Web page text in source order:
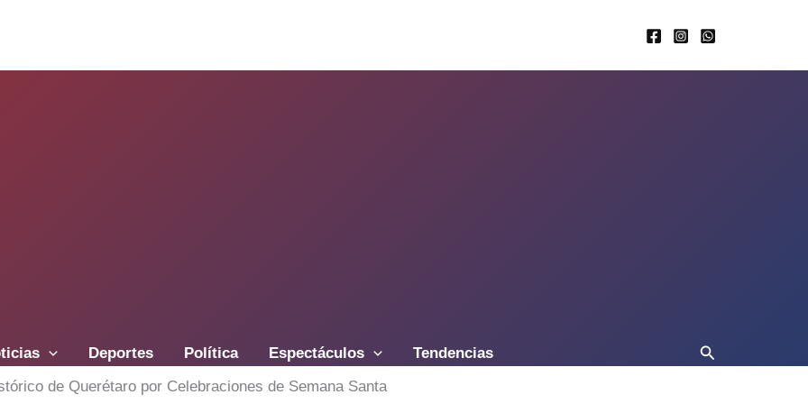
Deportes Política Espectáculos Tendencias Buscar
de Querétaro por Celebraciones de Semana Santa